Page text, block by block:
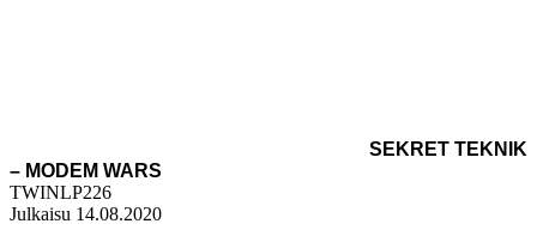
SEKRET TEKNIK
– MODEM WARS
TWINLP226
Julkaisu 14.08.2020